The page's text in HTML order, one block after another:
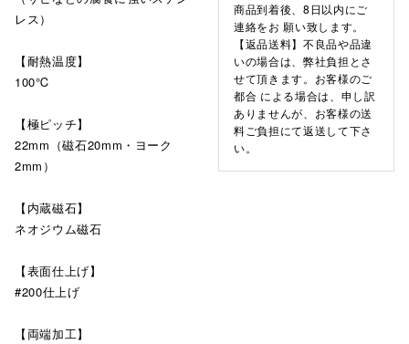
レス）
【耐熱温度】
100℃
【極ピッチ】
22mm（磁石20mm・ヨーク
2mm）
【内蔵磁石】
ネオジウム磁石
【表面仕上げ】
#200仕上げ
【両端加工】
商品到着後、8日以内にご
連絡をお 願い致します。
【返品送料】不良品や品違
いの場合は、弊社負担とさ
せて頂きます。お客様のご
都合 による場合は、申し訳
ありませんが、お客様の送
料ご負担にて返送して下さ
い。